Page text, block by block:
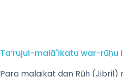
Ta‘rujul-malā'ikatu war-
Para malaikat dan Rūḥ